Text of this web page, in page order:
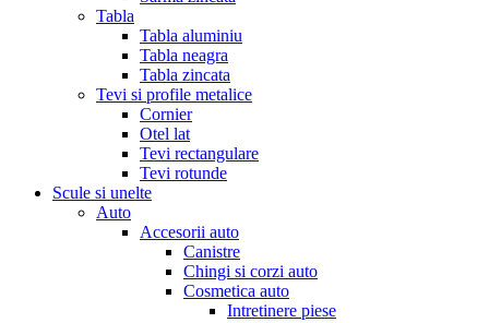
Tabla
Tabla aluminiu
Tabla neagra
Tabla zincata
Tevi si profile metalice
Cornier
Otel lat
Tevi rectangulare
Tevi rotunde
Scule si unelte
Auto
Accesorii auto
Canistre
Chingi si corzi auto
Cosmetica auto
Intretinere piese